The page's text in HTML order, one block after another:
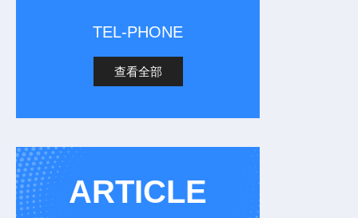
TEL-PHONE
查看全部
ARTICLE